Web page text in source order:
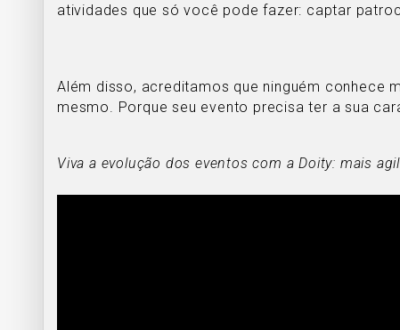
atividades que só você pode fazer: captar
Além disso, acreditamos que ninguém conhece
mesmo. Porque seu evento precisa ter a sua
Viva a evolução dos eventos com a Doity: mais